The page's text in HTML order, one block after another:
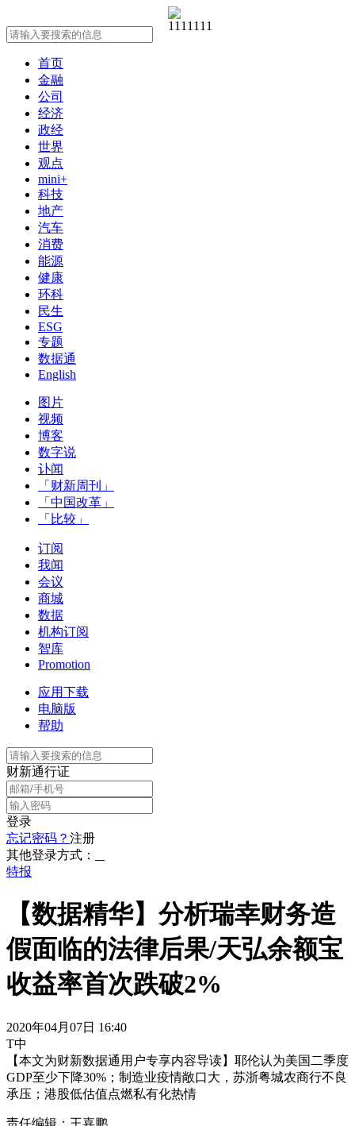
首页
金融
公司
经济
政经
世界
观点
mini+
科技
地产
汽车
消费
能源
健康
环科
民生
ESG
专题
数据通
English
图片
视频
博客
数字说
讣闻
「财新周刊」
「中国改革」
「比较」
订阅
我闻
会议
商城
数据
机构订阅
智库
Promotion
应用下载
电脑版
帮助
财新通行证
登录
忘记密码？ 注册
其他登录方式：
特报
【数据精华】分析瑞幸财务造
假面临的法律后果/天弘余额宝
收益率首次跌破2%
2020年04月07日 16:40
T中
【本文为财新数据通用户专享内容导读】耶伦认为美国二季度
GDP至少下降30%；制造业疫情敞口大，苏浙粤城农商行不良
承压；港股低估值点燃私有化热情
责任编辑：王嘉鹏